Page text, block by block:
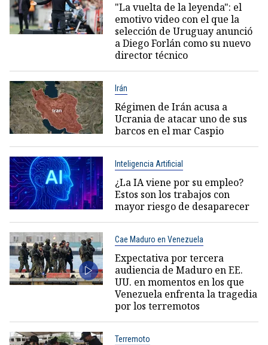
"La vuelta de la leyenda": el
emotivo video con el que la
selección de Uruguay anunció
a Diego Forlán como su nuevo
director técnico
Irán
Régimen de Irán acusa a
Ucrania de atacar uno de sus
barcos en el mar Caspio
Inteligencia Artificial
¿La IA viene por su empleo?
Estos son los trabajos con
mayor riesgo de desaparecer
Cae Maduro en Venezuela
Expectativa por tercera
audiencia de Maduro en EE.
UU. en momentos en los que
Venezuela enfrenta la tragedia
por los terremotos
Terremoto